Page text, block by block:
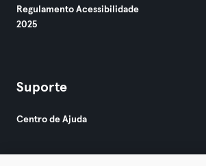
Regulamento Acessibilidade
2025
Suporte
Centro de Ajuda